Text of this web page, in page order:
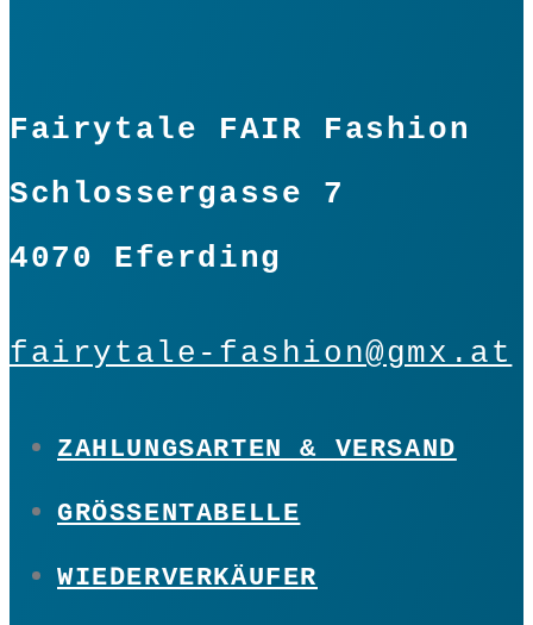
Fairytale FAIR Fashion
Schlossergasse 7
4070 Eferding
fairytale-fashion@gmx.at
ZAHLUNGSARTEN & VERSAND
GRÖSSENTABELLE
WIEDERVERKÄUFER